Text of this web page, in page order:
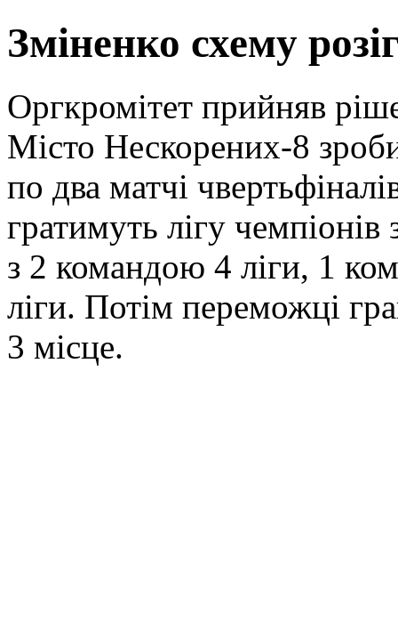
Зміненко схему
Оргкромітет прийняв
Місто Нескорених-8
по два матчі
гратимуть лігу
з 2 командою 4 ліги, 1
ліги. Потім переможці
3 місце.